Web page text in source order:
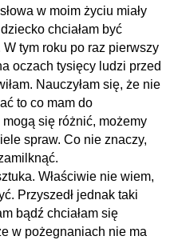
w moim życiu miały
chciałam być
tym roku po raz pierwszy
oczach tysięcy ludzi przed
Nauczyłam się, że nie
to co mam do
się różnić, możemy
spraw. Co nie znaczy,
Właściwie nie wiem,
Przyszedł jednak taki
bądź chciałam się
w pożegnaniach nie ma